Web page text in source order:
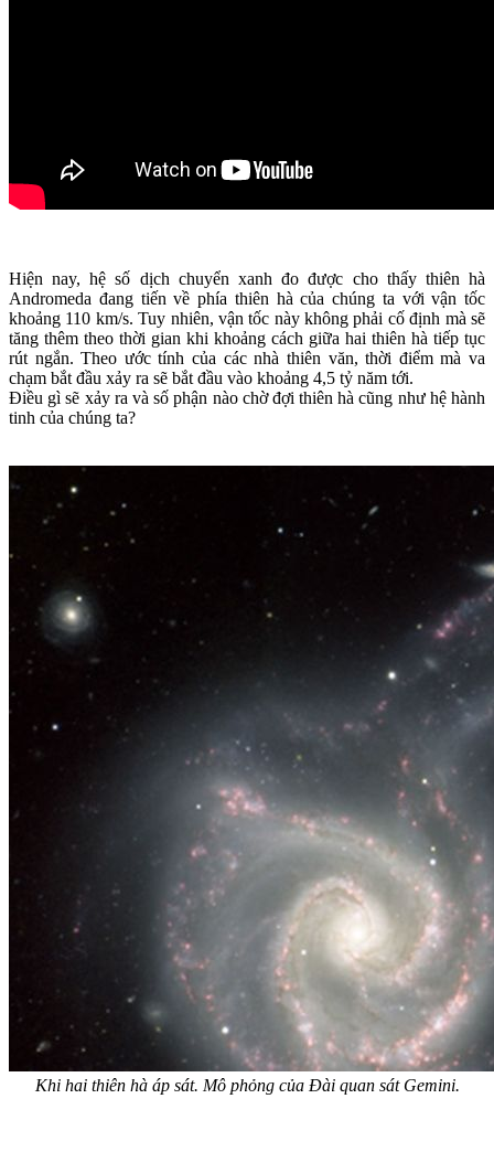
Hiện nay, hệ số dịch chuyển xanh đo được cho thấy thiên hà
Andromeda đang tiến về phía thiên hà của chúng ta với vận tốc
khoảng 110 km/s. Tuy nhiên, vận tốc này không phải cố định mà sẽ
tăng thêm theo thời gian khi khoảng cách giữa hai thiên hà tiếp tục
rút ngắn. Theo ước tính của các nhà thiên văn, thời điểm mà va
chạm bắt đầu xảy ra sẽ bắt đầu vào khoảng 4,5 tỷ năm tới.
Điều gì sẽ xảy ra và số phận nào chờ đợi thiên hà cũng như hệ hành
tinh của chúng ta?
Khi hai thiên hà áp sát. Mô phỏng của Đài quan sát Gemini.